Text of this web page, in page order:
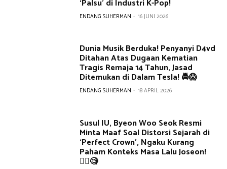
‘Palsu’ di Industri K-Pop!
ENDANG SUHERMAN - 16 JUNI 2026
Dunia Musik Berduka! Penyanyi D4vd
Ditahan Atas Dugaan Kematian
Tragis Remaja 14 Tahun, Jasad
Ditemukan di Dalam Tesla! 🚔😱
ENDANG SUHERMAN - 18 APRIL 2026
Susul IU, Byeon Woo Seok Resmi
Minta Maaf Soal Distorsi Sejarah di
‘Perfect Crown’, Ngaku Kurang
Paham Konteks Masa Lalu Joseon!
🙇‍♂️🧐